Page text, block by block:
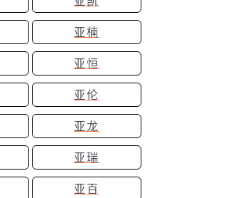
亚楠
亚恒
亚伦
亚龙
亚瑞
亚百